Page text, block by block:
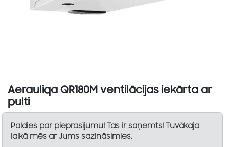
Aerauliqa QR180M ventilācijas iekārta ar
pulti
Paldies par pieprasījumu! Tas ir saņemts! Tuvākaja
laikā mēs ar Jums sazināsimies.